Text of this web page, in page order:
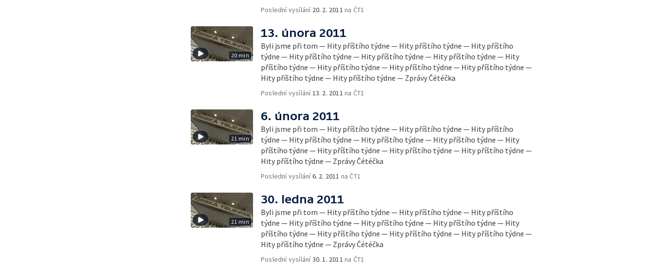
Poslední vysílání 20. 2. 2011 na ČT1
20 min
13. února 2011
Byli jsme při tom — Hity příštího týdne — Hity příštího týdne — Hity příštího
týdne — Hity příštího týdne — Hity příštího týdne — Hity příštího týdne — Hity
příštího týdne — Hity příštího týdne — Hity příštího týdne — Hity příštího týdne —
Hity příštího týdne — Hity příštího týdne — Zprávy Čétéčka
Poslední vysílání 13. 2. 2011 na ČT1
21 min
6. února 2011
Byli jsme při tom — Hity příštího týdne — Hity příštího týdne — Hity příštího
týdne — Hity příštího týdne — Hity příštího týdne — Hity příštího týdne — Hity
příštího týdne — Hity příštího týdne — Hity příštího týdne — Hity příštího týdne —
Hity příštího týdne — Zprávy Čétéčka
Poslední vysílání6. 2. 2011 na ČT1
21 min
30. ledna 2011
Byli jsme při tom — Hity příštího týdne — Hity příštího týdne — Hity příštího
týdne — Hity příštího týdne — Hity příštího týdne — Hity příštího týdne — Hity
příštího týdne — Hity příštího týdne — Hity příštího týdne — Hity příštího týdne —
Hity příštího týdne — Zprávy Čétéčka
Poslední vysílání30. 1. 2011 na ČT1